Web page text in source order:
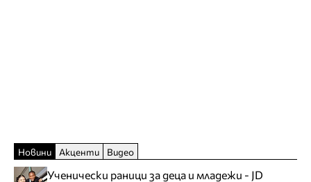
Новини Акценти Видео
Ученически раници за деца и младежи - JD